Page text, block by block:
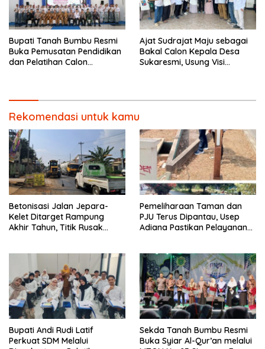
Bupati Tanah Bumbu Resmi
Buka Pemusatan Pendidikan
dan Pelatihan Calon
Ajat Sudrajat Maju sebagai
Bakal Calon Kepala Desa
Sukaresmi, Usung Visi
Rekomendasi untuk kamu
Betonisasi Jalan Jepara-
Kelet Ditarget Rampung
Akhir Tahun, Titik Rusak
Pemeliharaan Taman dan
PJU Terus Dipantau, Usep
Adiana Pastikan Pelayanan
Bupati Andi Rudi Latif
Perkuat SDM Melalui
Sekda Tanah Bumbu Resmi
Buka Syiar Al-Qur’an melalui